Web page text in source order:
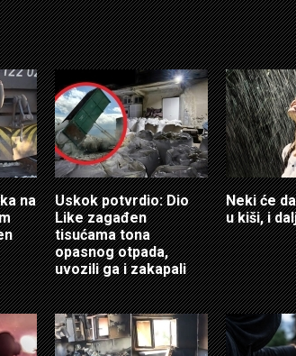
na
Uskok potvrdio: Dio
Like zagađen
tisućama tona
opasnog otpada,
uvozili ga i zakapali
Neki će
u kiši, i